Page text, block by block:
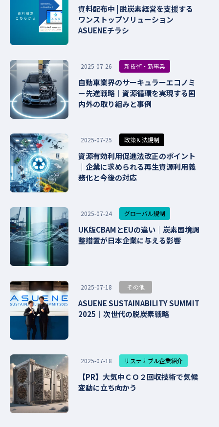
資料配布中 | 脱炭素経営を支援する
ワンストップソリューション
ASUENEチラシ
2025-07-26 新技術・新事業
自動車業界のサーキュラーエコノミ
ー先進戦略｜資源循環を実現する国
内外の取り組みと事例
2025-07-25 政策＆法規制
資源有効利用促進法改正のポイント
｜企業に求められる再生資源利用義
務化と今後の対応
2025-07-24 グローバル規制
UK版CBAMとEUの違い｜炭素国境調
整措置が日本企業に与える影響
2025-07-18 その他
ASUENE SUSTAINABILITY SUMMIT
2025｜次世代の脱炭素戦略
2025-07-18 サステナブル企業紹介
【PR】大気中ＣＯ２回収技術で気候
変動に立ち向かう